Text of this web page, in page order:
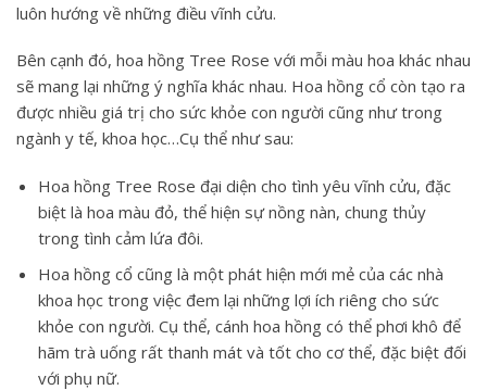
luôn hướng về những điều vĩnh cửu.
Bên cạnh đó, hoa hồng Tree Rose với mỗi màu hoa khác nhau
sẽ mang lại những ý nghĩa khác nhau. Hoa hồng cổ còn tạo ra
được nhiều giá trị cho sức khỏe con người cũng như trong
ngành y tế, khoa học…Cụ thể như sau:
Hoa hồng Tree Rose đại diện cho tình yêu vĩnh cửu, đặc
biệt là hoa màu đỏ, thể hiện sự nồng nàn, chung thủy
trong tình cảm lứa đôi.
Hoa hồng cổcũng là một phát hiện mới mẻ của các nhà
khoa học trong việc đem lại những lợi ích riêng cho sức
khỏe con người. Cụ thể, cánh hoa hồng có thể phơi khô để
hãm trà uống rất thanh mát và tốt cho cơ thể, đặc biệt đối
với phụ nữ.